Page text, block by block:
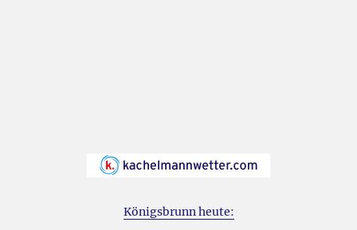
Königsbrunn heute: